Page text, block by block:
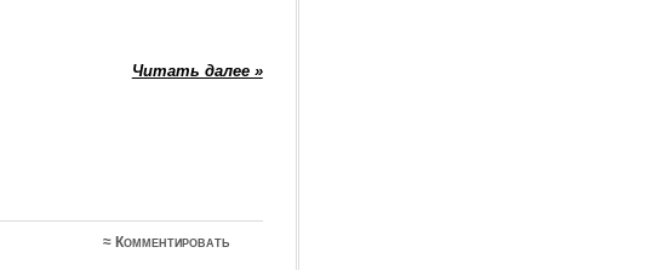
Читать далее »
≈Комментировать